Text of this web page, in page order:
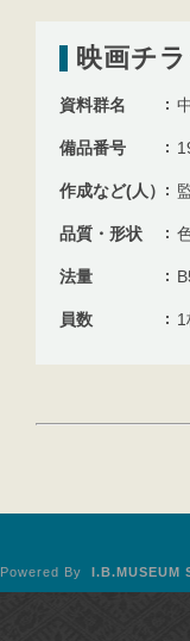
映画チ
資料群名
備品番号
作成など(人）
品質・形状
法量
員数 1
Powered By I.B.MUSEUM